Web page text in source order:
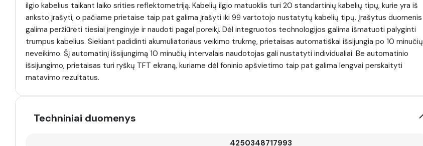
ilgio kabelius taikant laiko srities reflektometriją. Kabelių ilgio matuoklis turi 20 standartinių kabelių tipų, kurie yra iš
anksto įrašyti, o pačiame prietaise taip pat galima įrašyti iki 99 vartotojo nustatytų kabelių tipų. Įrašytus duomenis
galima peržiūrėti tiesiai įrenginyje ir naudoti pagal poreikį. Dėl integruotos technologijos galima išmatuoti palyginti
trumpus kabelius. Siekiant padidinti akumuliatoriaus veikimo trukmę, prietaisas automatiškai išsijungia po 10 minučių
neveikimo. Šį automatinį išsijungimą 10 minučių intervalais naudotojas gali nustatyti individualiai. Be automatinio
išsijungimo, prietaisas turi ryškų TFT ekraną, kuriame dėl foninio apšvietimo taip pat galima lengvai perskaityti
matavimo rezultatus.
Techniniai duomenys
4250348717993